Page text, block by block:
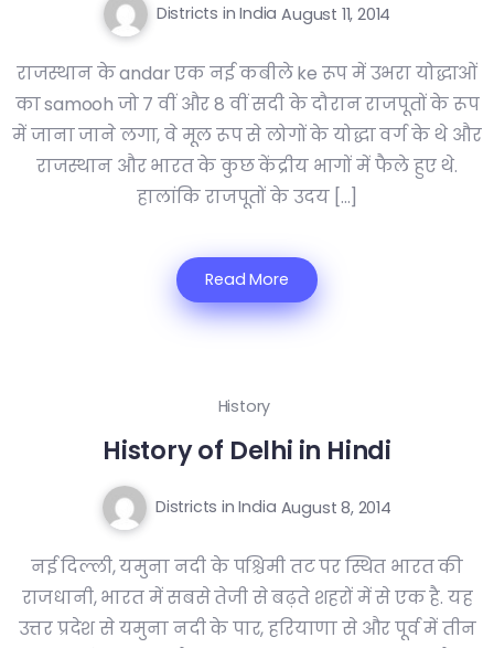
Districts in India August 11, 2014
राजस्थान के andar एक नई कबीले ke रूप में उभरा योद्धाओं
का samooh जो 7 वीं और 8 वीं सदी के दौरान राजपूतों के रूप
में जाना जाने लगा, वे मूल रूप से लोगों के योद्धा वर्ग के थे और
राजस्थान और भारत के कुछ केंद्रीय भागों में फैले हुए थे.
हालांकि राजपूतों के उदय […]
Read More
History
History of Delhi in Hindi
Districts in India August 8, 2014
नई दिल्ली, यमुना नदी के पश्चिमी तट पर स्थित भारत की
राजधानी, भारत में सबसे तेजी से बढ़ते शहरों में से एक है. यह
उत्तर प्रदेश से यमुना नदी के पार, हरियाणा से और पूर्व में तीन